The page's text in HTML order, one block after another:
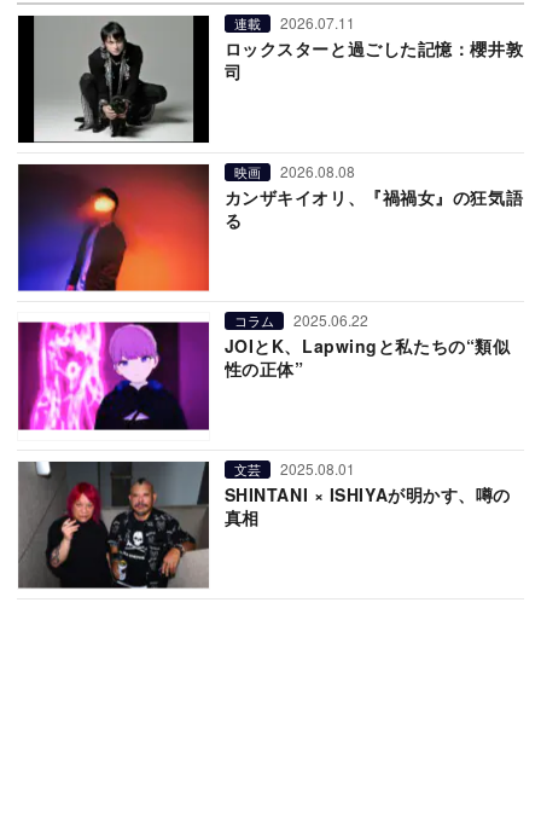
連載 2026.07.11
ロックスターと過ごした記憶：櫻井敦
司
映画 2026.08.08
カンザキイオリ、『禍禍女』の狂気語
る
コラム 2025.06.22
JOIとK、Lapwingと私たちの“類似
性の正体”
文芸 2025.08.01
SHINTANI × ISHIYAが明かす、噂の
真相